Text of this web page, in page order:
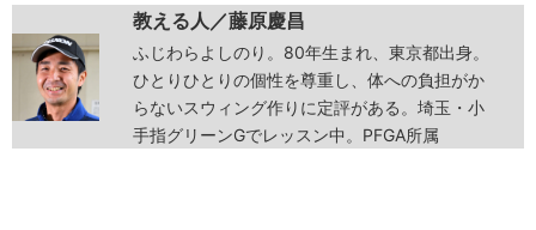
教える人／藤原慶昌
ふじわらよしのり。80年生まれ、東京都出身。
ひとりひとりの個性を尊重し、体への負担がか
らないスウィング作りに定評がある。埼玉・小
手指グリーンGでレッスン中。PFGA所属